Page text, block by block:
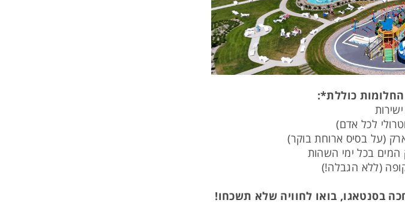
כוללת*:
לכל אדם)
(על בסיס ארוחת בוקר)
המים בכל ימי השהות
(ללא הגבלה!)
בואו לחוויה שלא תשכחו!